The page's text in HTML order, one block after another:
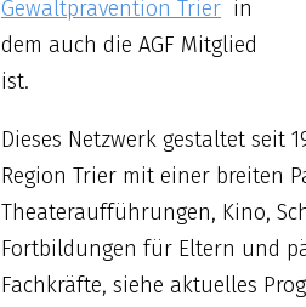
Gewaltprävention Trier in
dem auch die AGF Mitglied
ist.
Dieses Netzwerk gestaltet seit
Region Trier mit einer breiten
Theateraufführungen, Kino,
Fortbildungen für Eltern und
Fachkräfte, siehe aktuelles